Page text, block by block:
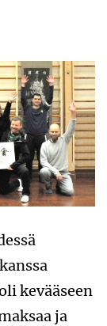
kevääseen
ja